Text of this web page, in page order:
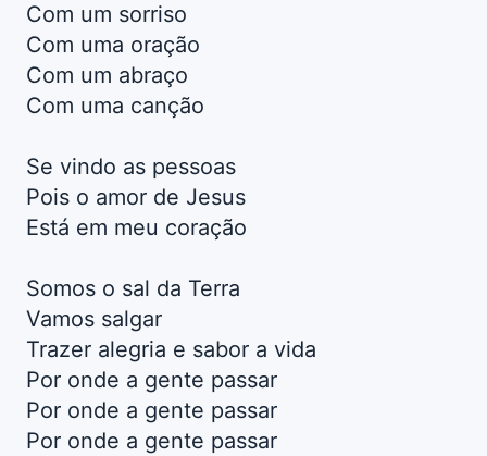
Com um sorriso
Com uma oração
Com um abraço
Com uma canção
Se vindo as pessoas
Pois o amor de Jesus
Está em meu coração
Somos o sal da Terra
Vamos salgar
Trazer alegria e sabor a vida
Por onde a gente passar
Por onde a gente passar
Por onde a gente passar